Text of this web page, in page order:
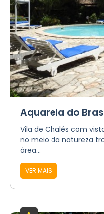
Aquarela do
Vila de Chalés com
no meio da natureza
área...
VER MAIS